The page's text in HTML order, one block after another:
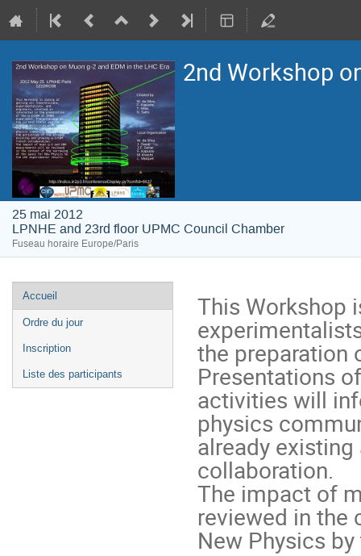
2nd Workshop
25 mai 2012
LPNHE and 23rd floor UPMC Council Chamber
Fuseau horaire Europe/Paris
Menu
de
l'événement
Accueil
Ordre du jour
Inscription
Liste des participants
This Workshop
the preparation
Presentations
activities will
physics
already
collaboration.
The impact of
reviewed in the
New Physics